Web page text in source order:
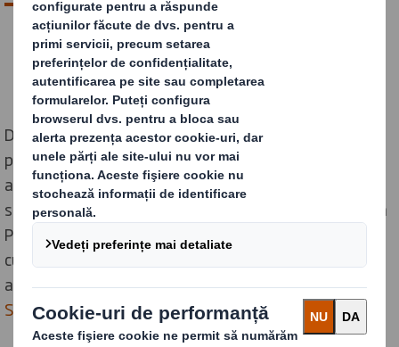
DS Smith, lider în producția de ambalaje sustenabile,
parte a indicelui FTSE100, și-a anunțat recent
angajamentul de aliniere a operațiunilor globale la un
scenariu de 1,5°C, așa cum este stabilit în Acordul de la
Paris privind schimbările climatice. Documentul, ce
cuprinde acțiunile care vor fi întreprinse pentru
atingerea scenariului de 1,5°C, a fost trimis către
Science Based Targets(SBTi)* pentru a fi verificat.